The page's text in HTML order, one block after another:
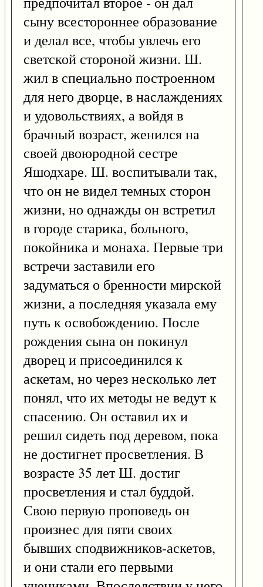
сыну всестороннее образование
и делал все, чтобы увлечь его
светской стороной жизни. Ш.
жил в специально построенном
для него дворце, в наслаждениях
и удовольствиях, а войдя в
брачный возраст, женился на
своей двоюродной сестре
Яшодхаре. Ш. воспитывали так,
что он не видел темных сторон
жизни, но однажды он встретил
в городе старика, больного,
покойника и монаха. Первые три
встречи заставили его
задуматься о бренности мирской
жизни, а последняя указала ему
путь к освобождению. После
рождения сына он покинул
дворец и присоединился к
аскетам, но через несколько лет
понял, что их методы не ведут к
спасению. Он оставил их и
решил сидеть под деревом, пока
не достигнет просветления. В
возрасте 35 лет Ш. достиг
просветления и стал буддой.
Свою первую проповедь он
произнес для пяти своих
бывших сподвижников-аскетов,
и они стали его первыми